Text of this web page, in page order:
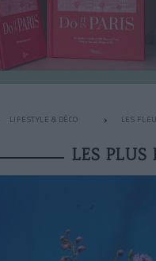
LIFESTYLE & DÉCO LES
LES